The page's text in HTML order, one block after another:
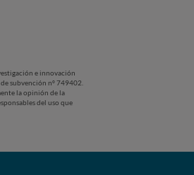
e innovación
subvención nº 749402.
la opinión de la
del uso que